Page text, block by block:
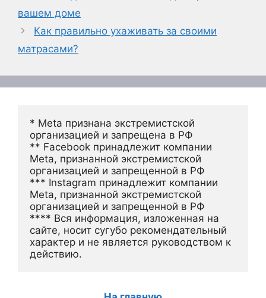
вашем доме
Как правильно ухаживать за своими
матрасами?
* Meta признана экстремистской
организацией и запрещена в РФ
** Facebook принадлежит компании
Meta, признанной экстремистской
организацией и запрещенной в РФ
*** Instagram принадлежит компании
Meta, признанной экстремистской
организацией и запрещенной в РФ
**** Вся информация, изложенная на
сайте, носит сугубо рекомендательный
характер и не является руководством к
действию.